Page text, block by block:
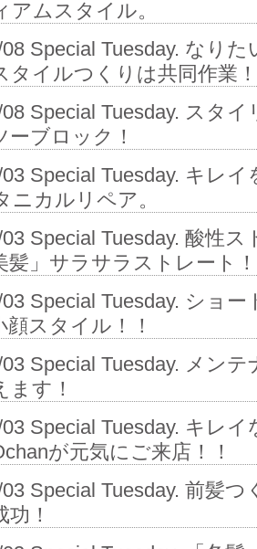
アムスタイル。
Special Tuesday. なり
タイルつくりは共同作業！
Special Tuesday. スタ
ーブロック！
Special Tuesday. キレ
ニカルリペア。
Special Tuesday. 酸性
髪」サラサラストレート！
Special Tuesday. ショ
顔スタイル！！
Special Tuesday. メン
ます！
Special Tuesday. キレ
が元気にご来店！！
Special Tuesday. 前髪
！